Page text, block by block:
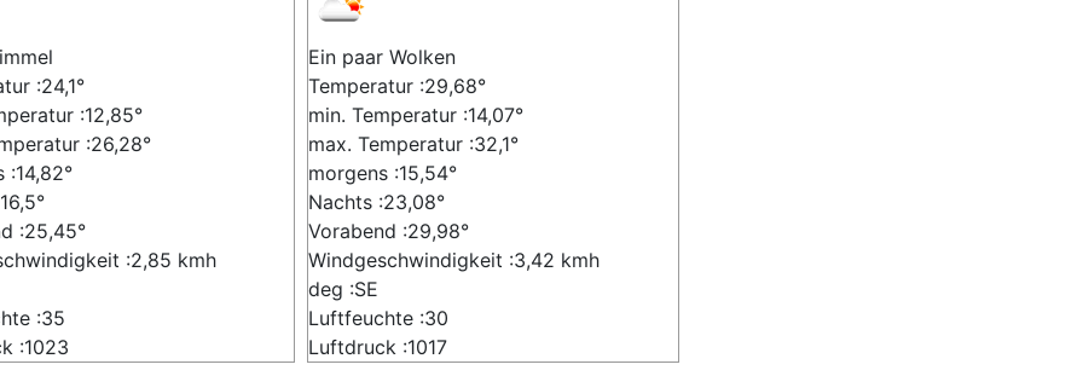
:24,1°
:12,85°
:26,28°
:14,82°
:25,45°
:2,85 kmh
:35
:1023
Ein paar Wolken
Temperatur :29,68°
min. Temperatur :14,07°
max. Temperatur :32,1°
morgens :15,54°
Nachts :23,08°
Vorabend :29,98°
Windgeschwindigkeit :3,42 kmh
deg :SE
Luftfeuchte :30
Luftdruck :1017